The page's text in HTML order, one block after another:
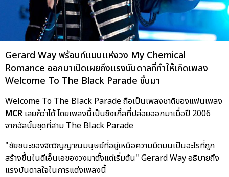
Gerard Way ฟร้อนท์แมนแห่งวง My Chemical
Romance ออกมาเปิดเผยถึงแรงบันดาลที่ทำให้เกิดเพลง
Welcome To The Black Parade ขึ้นมา
Welcome To The Black Parade ถือเป็นเพลงชาติของแฟนเพลง
MCR เลยก็ว่าได้ โดยเพลงนี้เป็นซิงเกิ้ลที่ปล่อยออกมาเมื่อปี 2006
จากอัลบั้มชุดที่สาม The Black Parade
"ชัยชนะของจิตวิญญาณมนุษย์ที่อยู่เหนือความมืดมนเป็นอะไรที่ถูก
สร้างขึ้นในดีเอ็นเอของวงมาตั้งแต่เริ่มต้น" Gerard Way อธิบายถึง
แรงบันดาลใจในการแต่งเพลงนี้